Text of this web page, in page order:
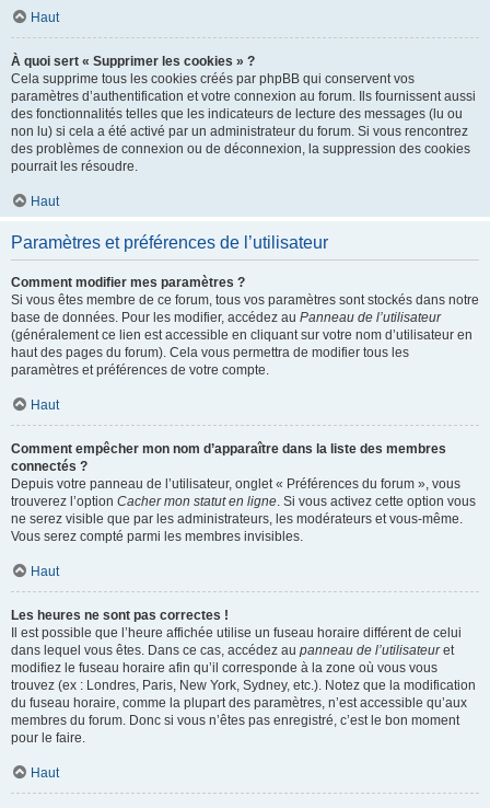
Haut
À quoi sert « Supprimer les cookies » ?
Cela supprime tous les cookies créés par phpBB qui conservent vos
paramètres d’authentification et votre connexion au forum. Ils fournissent aussi
des fonctionnalités telles que les indicateurs de lecture des messages (lu ou
non lu) si cela a été activé par un administrateur du forum. Si vous rencontrez
des problèmes de connexion ou de déconnexion, la suppression des cookies
pourrait les résoudre.
Haut
Paramètres et préférences de l’utilisateur
Comment modifier mes paramètres ?
Si vous êtes membre de ce forum, tous vos paramètres sont stockés dans notre
base de données. Pour les modifier, accédez au Panneau de l’utilisateur
(généralement ce lien est accessible en cliquant sur votre nom d’utilisateur en
haut des pages du forum). Cela vous permettra de modifier tous les
paramètres et préférences de votre compte.
Haut
Comment empêcher mon nom d’apparaître dans la liste des membres
connectés ?
Depuis votre panneau de l’utilisateur, onglet « Préférences du forum », vous
trouverez l’option Cacher mon statut en ligne. Si vous activez cette option vous
ne serez visible que par les administrateurs, les modérateurs et vous-même.
Vous serez compté parmi les membres invisibles.
Haut
Les heures ne sont pas correctes !
Il est possible que l’heure affichée utilise un fuseau horaire différent de celui
dans lequel vous êtes. Dans ce cas, accédez au panneau de l’utilisateuret
modifiez le fuseau horaire afin qu’il corresponde à la zone où vous vous
trouvez (ex : Londres, Paris, New York, Sydney, etc.). Notez que la modification
du fuseau horaire, comme la plupart des paramètres, n’est accessible qu’aux
membres du forum. Donc si vous n’êtes pas enregistré, c’est le bon moment
pour le faire.
Haut